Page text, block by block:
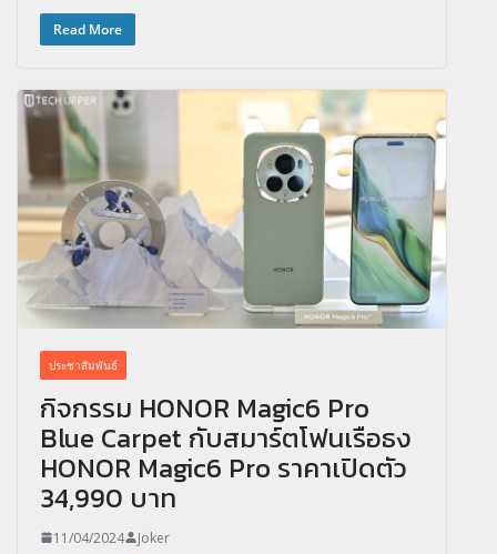
Read More
ประชาสัมพันธ์
กิจกรรม HONOR Magic6 Pro
Blue Carpet กับสมาร์ตโฟนเรือธง
HONOR Magic6 Pro ราคาเปิดตัว
34,990 บาท
11/04/2024 Joker